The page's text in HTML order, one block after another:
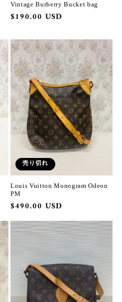
Vintage Burberry Bucket bag
通
価
格
$190.00 USD
売り切れ
Louis Vuitton Monogram Odeon
PM
通
常
価
格
$490.00 USD